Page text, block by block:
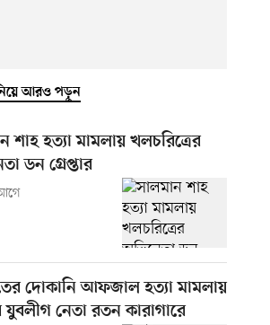
আরও পড়ুন
শাহ হত্যা মামলায় খলচরিত্রের
ডন গ্রেপ্তার
দোকানি আফজাল হত্যা মামলায়
যুবলীগ নেতা রতন কারাগারে